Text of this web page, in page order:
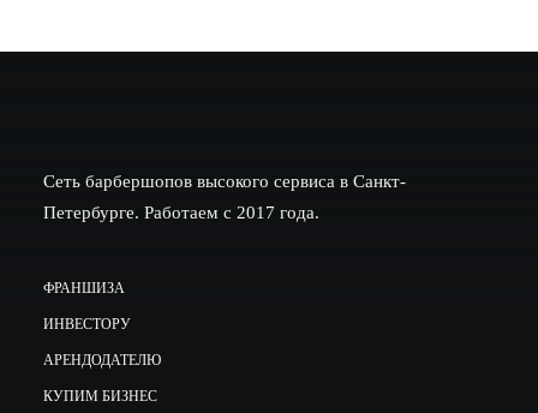
Сеть барбершопов высокого сервиса в Санкт-
Петербурге. Работаем с 2017 года.
ФРАНШИЗА
ИНВЕСТОРУ
АРЕНДОДАТЕЛЮ
КУПИМ БИЗНЕС